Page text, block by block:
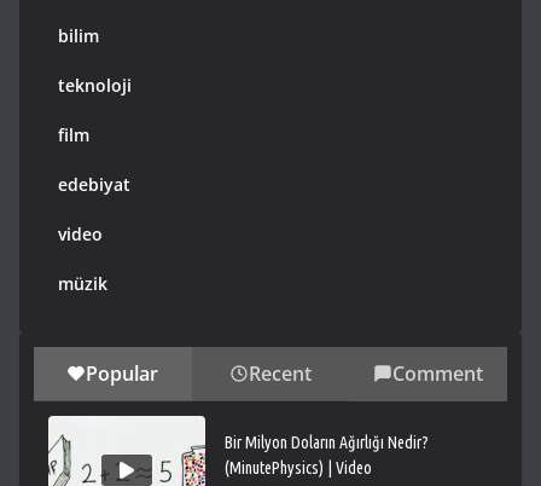
bilim
teknoloji
film
edebiyat
video
müzik
Popular Recent Comment
Bir Milyon Doların Ağırlığı Nedir?
(MinutePhysics) | Video